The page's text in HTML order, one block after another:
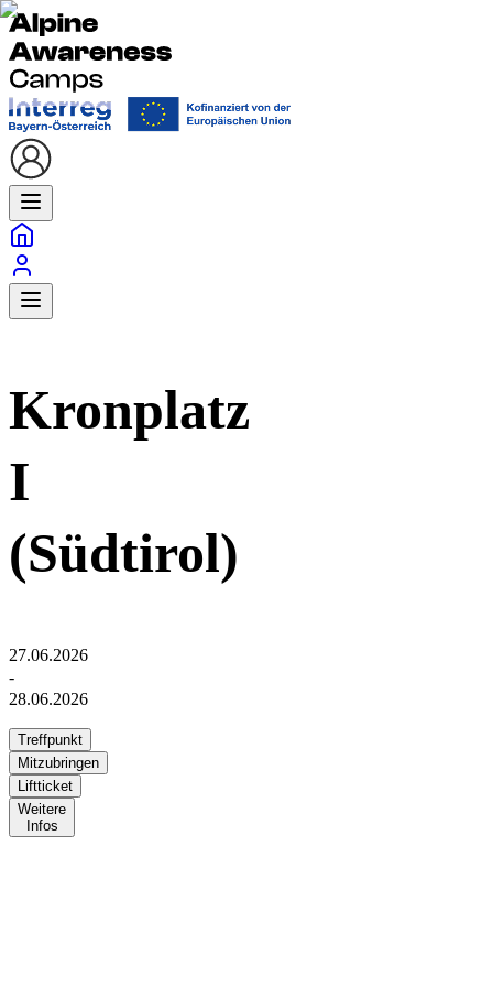
Kronplatz
I
(Südtirol)
27.06.2026
-
28.06.2026
Treffpunkt
Mitzubringen
Liftticket
Weitere
Infos